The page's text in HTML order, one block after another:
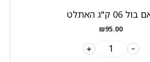
האתלט
₪95.00
-
+